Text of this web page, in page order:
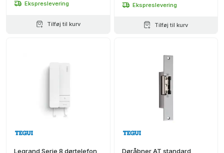
Ekspreslevering
Tilføj til kurv
Ekspreslevering
Tilføj til kurv
Legrand Serie 8 dørtelefon Døråbner AT standard